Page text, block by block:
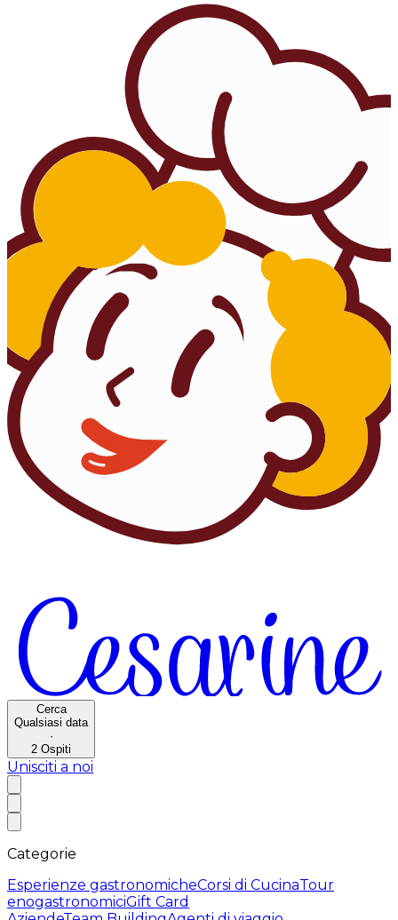
Cerca
Qualsiasi data
·
2 Ospiti
Unisciti a noi
Categorie
Esperienze gastronomicheCorsi di CucinaTour
enogastronomiciGift Card